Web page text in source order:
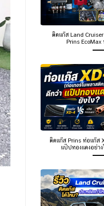
ติดแก๊ส Land
Prins
ติดแก๊ส Prins ท่อแก๊ส
แป๊ปทองแดงอย่า